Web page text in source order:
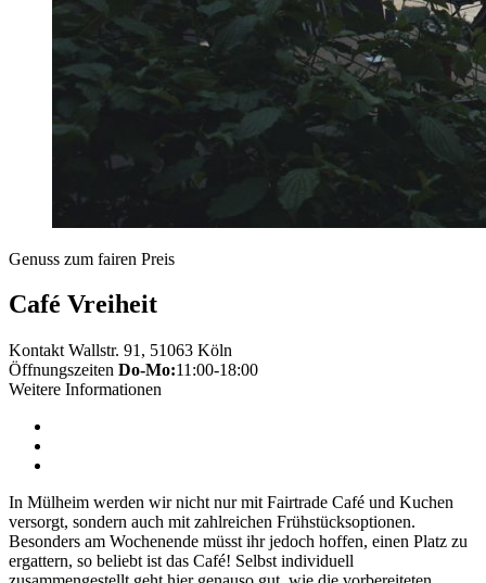
Genuss zum fairen Preis
Café Vreiheit
Kontakt Wallstr. 91, 51063 Köln
Öffnungszeiten Do-Mo:11:00-18:00
Weitere Informationen
In Mülheim werden wir nicht nur mit Fairtrade Café und Kuchen
versorgt, sondern auch mit zahlreichen Frühstücksoptionen.
Besonders am Wochenende müsst ihr jedoch hoffen, einen Platz zu
ergattern, so beliebt ist das Café! Selbst individuell